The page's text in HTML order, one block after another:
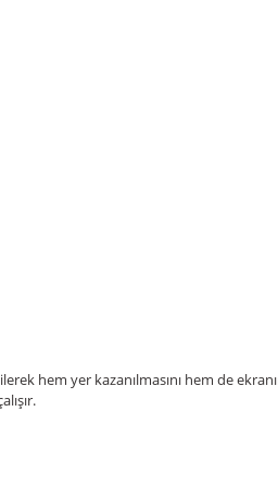
hem yer kazanılmasını hem de